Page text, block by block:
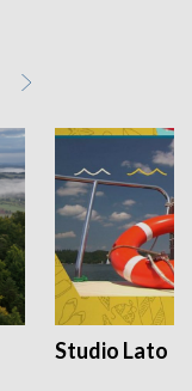
Studio Lato